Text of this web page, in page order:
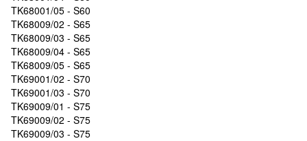
TK68001/05 - S60
TK68009/02 - S65
TK68009/03 - S65
TK68009/04 - S65
TK68009/05 - S65
TK69001/02 - S70
TK69001/03 - S70
TK69009/01 - S75
TK69009/02 - S75
TK69009/03 - S75